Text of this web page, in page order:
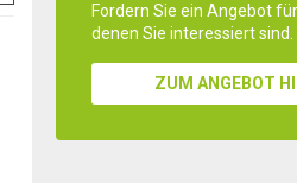
Fordern Sie ein Angebot
denen Sie interessiert sind.
ZUM ANGEBOT